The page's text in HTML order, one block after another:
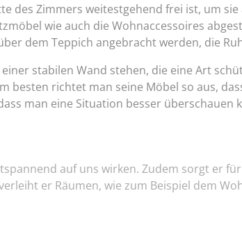
des Zimmers weitestgehend frei ist, um
wie auch die Wohnaccessoires
dem Teppich angebracht werden, die
stabilen Wand stehen, die eine Art
besten richtet man seine Möbel so aus,
man eine Situation besser überschauen
auf uns wirken. Zudem sorgt er
er Räumen, wie zum Beispiel dem